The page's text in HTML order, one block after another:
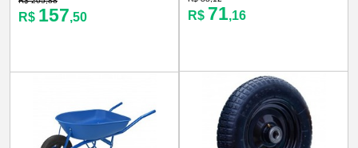
R$ 157,50 R$ 71,16